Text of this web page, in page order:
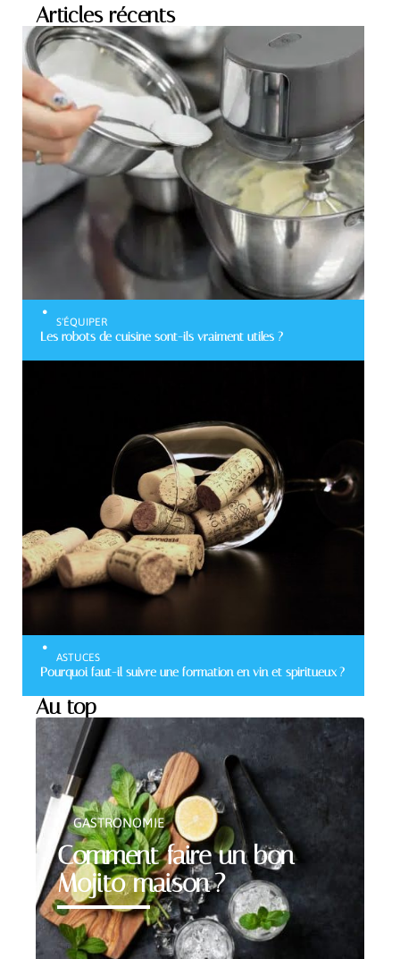
Articles récents
S'ÉQUIPER
Les robots de cuisine sont-ils vraiment utiles ?
ASTUCES
Pourquoi faut-il suivre une formation en vin et spiritueux ?
Au top
Comment faire un bon
Mojito maison ?
GASTRONOMIE